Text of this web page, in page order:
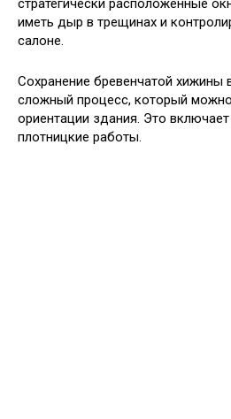
стратегически расположенные
иметь дыр в трещинах и
салоне.
Сохранение бревенчатой ​​хижины
сложный процесс, который
ориентации здания. Это включает
плотницкие работы.